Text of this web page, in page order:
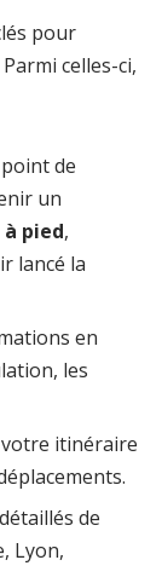
pour
celles-ci,
de
un
pied,
lancé la
en
les
itinéraire
de
Lyon,